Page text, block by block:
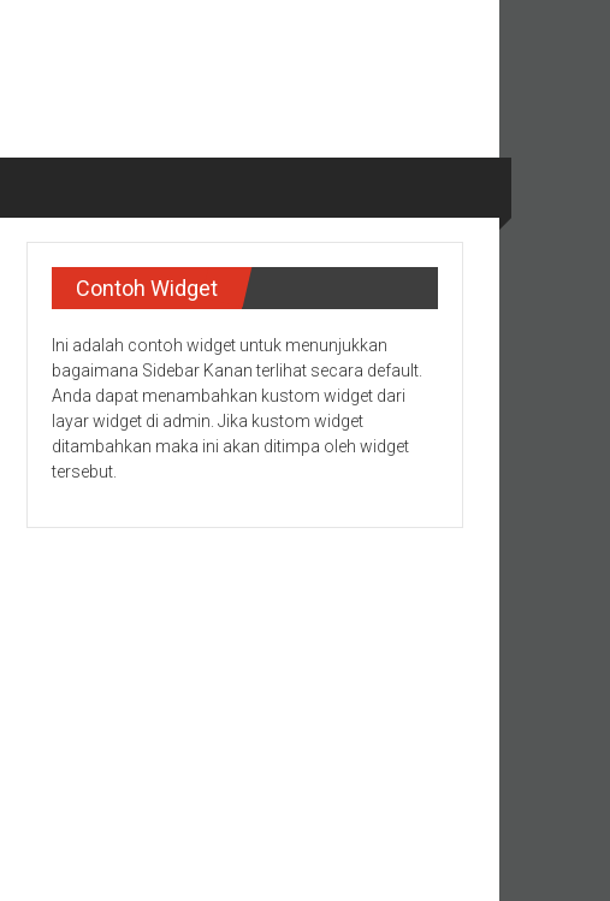
Contoh Widget
Ini adalah contoh widget untuk menunjukkan
bagaimana Sidebar Kanan terlihat secara default.
Anda dapat menambahkan kustom widget dari
layar widget di admin. Jika kustom widget
ditambahkan maka ini akan ditimpa oleh widget
tersebut.